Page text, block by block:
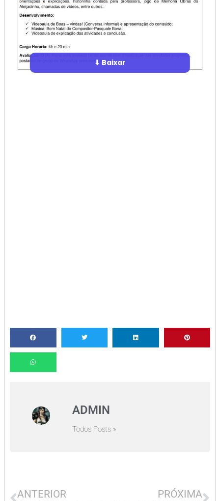
⬇ Baixar
ADMIN
Todos Posts »
ANTERIOR PRÓXIMA